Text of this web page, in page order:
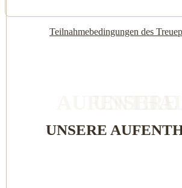
Teilnahmebedingungen des
UNSERE